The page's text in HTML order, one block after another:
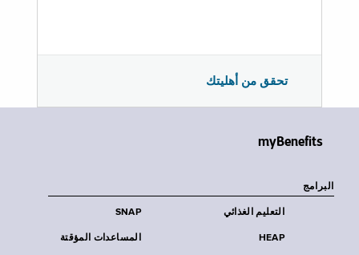
تحقق من أهليتك
myBenefits
البرامج
SNAP التعليم الغذائي
المساعدات المؤقتة HEAP